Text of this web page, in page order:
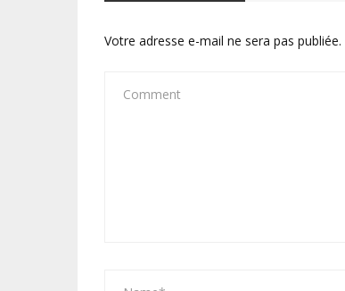
Votre adresse e-mail ne sera pas publiée.